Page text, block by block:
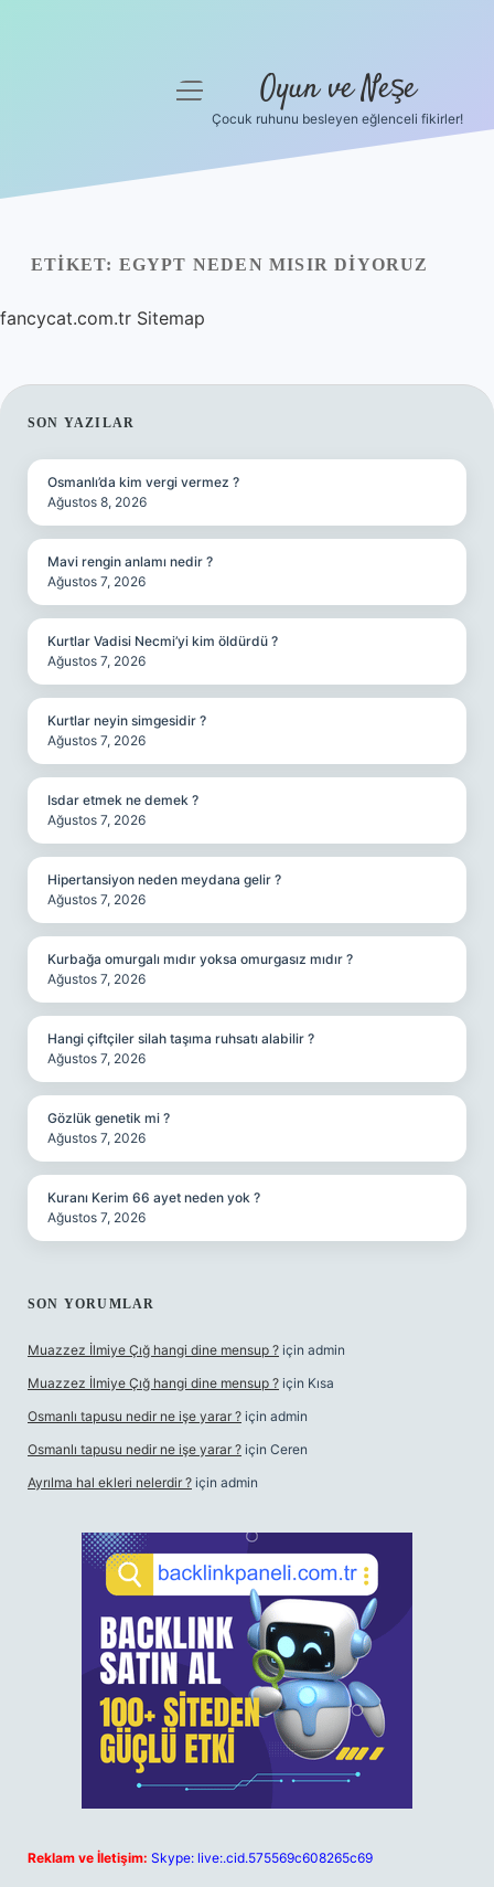
Yasal Uyarı
Hakkımızda
menüyü
Oyun ve Neşe
Çocuk ruhunu besleyen eğlenceli fikirler!
ETIKET: EGYPT NEDEN MISIR DIYORUZ
fancycat.com.tr Sitemap
SIDEBAR
SON YAZILAR
Osmanlı’da kim vergi vermez ?
Ağustos 8, 2026
Mavi rengin anlamı nedir ?
Ağustos 7, 2026
Kurtlar Vadisi Necmi’yi kim öldürdü ?
Ağustos 7, 2026
Kurtlar neyin simgesidir ?
Ağustos 7, 2026
Isdar etmek ne demek ?
Ağustos 7, 2026
Hipertansiyon neden meydana gelir ?
Ağustos 7, 2026
Kurbağa omurgalı mıdır yoksa omurgasız mıdır ?
Ağustos 7, 2026
Hangi çiftçiler silah taşıma ruhsatı alabilir ?
Ağustos 7, 2026
Gözlük genetik mi ?
Ağustos 7, 2026
Kuranı Kerim 66 ayet neden yok ?
Ağustos 7, 2026
SON YORUMLAR
Muazzez İlmiye Çığ hangi dine mensup ? için admin
Muazzez İlmiye Çığ hangi dine mensup ? için Kısa
Osmanlı tapusu nedir ne işe yarar ? için admin
Osmanlı tapusu nedir ne işe yarar ? için Ceren
Ayrılma hal ekleri nelerdir ? için admin
Reklam ve İletişim: Skype: live:.cid.575569c608265c69